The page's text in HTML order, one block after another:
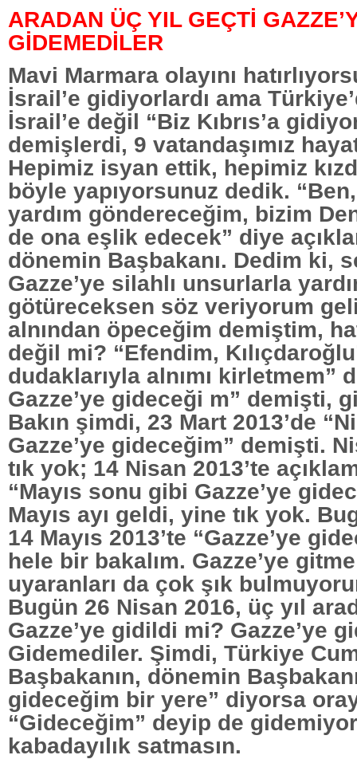
ARADAN ÜÇ YIL GEÇTİ
GİDEMEDİLER
Mavi Marmara olayını
İsrail’e gidiyorlardı ama
İsrail’e değil “Biz Kıbrıs’a
demişlerdi, 9 vatandaşımız
Hepimiz isyan ettik, hepimiz
böyle yapıyorsunuz dedik. “Ben,
yardım göndereceğim, bizim
de ona eşlik edecek” diye
dönemin Başbakanı. Dedim ki,
Gazze’ye silahlı unsurlarla
götüreceksen söz veriyorum
alnından öpeceğim demiştim,
değil mi? “Efendim,
dudaklarıyla alnımı kirletmem”
Gazze’ye gideceği m” demişti,
Bakın şimdi, 23 Mart 2013’de
Gazze’ye gideceğim” demişti.
tık yok; 14 Nisan 2013’te
“Mayıs sonu gibi Gazze’ye
Mayıs ayı geldi, yine tık yok.
14 Mayıs 2013’te “Gazze’ye
hele bir bakalım. Gazze’ye
uyaranları da çok şık
Bugün 26 Nisan 2016, üç yıl
Gazze’ye gidildi mi? Gazze’ye
Gidemediler. Şimdi, Türkiye
Başbakanın, dönemin
gideceğim bir yere” diyorsa
“Gideceğim” deyip de
kabadayılık satmasın.